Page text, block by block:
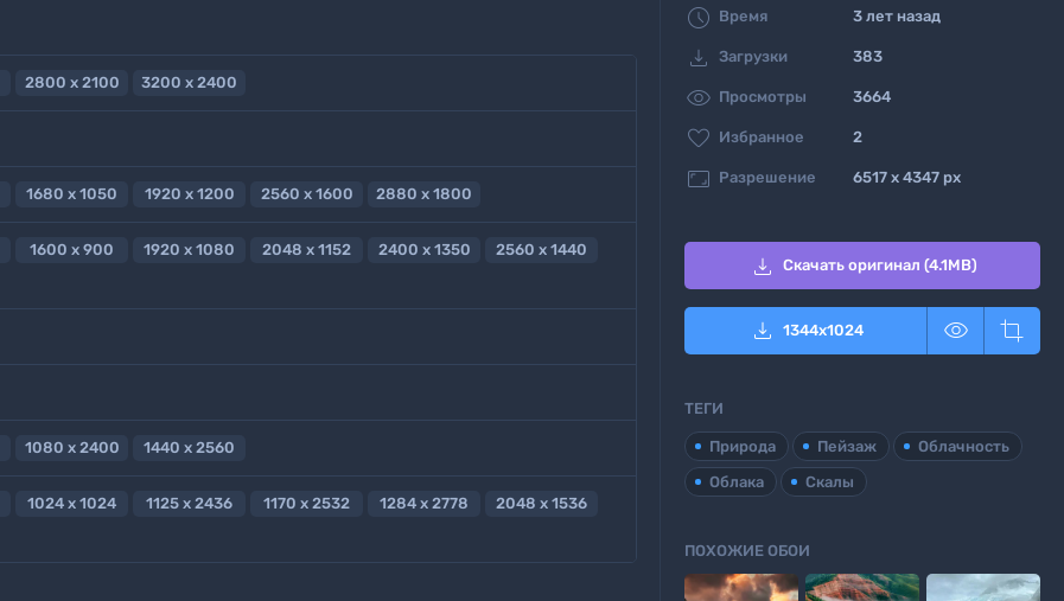
2800 x 2100 3200 x 2400
1680 x 1050 1920 x 1200 2560 x 1600 2880 x 1800
1600 x 900 1920 x 1080 2048 x 1152 2400 x 1350
2560 x 1440
1080 x 2400 1440 x 2560
1024 x 1024 1125 x 2436 1170 x 2532 1284 x 2778
2048 x 1536
 Время 3 лет назад
 Загрузки 383
 Просмотры 3664
 Избранное 2
 Разрешение 6517 x 4347 px
 Скачать оригинал (4.1MB)
 1344x1024  
ТЕГИ
Природа Пейзаж
Облачность
Облака
Скалы
ПОХОЖИЕ ОБОИ